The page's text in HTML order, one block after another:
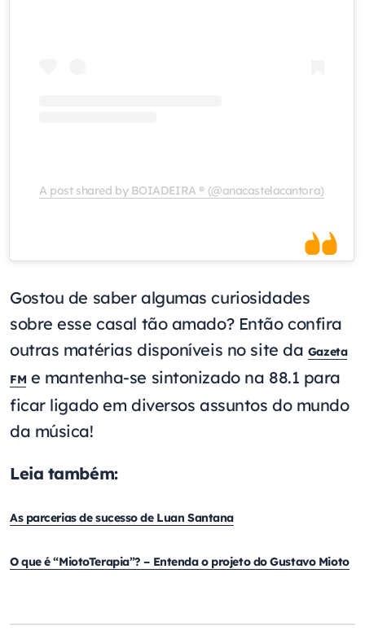
A post shared by BOIADEIRA ® (@anacastelacantora)
Gostou de saber algumas curiosidades
sobre esse casal tão amado? Então confira
outras matérias disponíveis no site da Gazeta
FM e mantenha-se sintonizado na 88.1 para
ficar ligado em diversos assuntos do mundo
da música!
Leia também:
As parcerias de sucesso de Luan Santana
O que é “MiotoTerapia”? – Entenda o projeto do Gustavo Mioto